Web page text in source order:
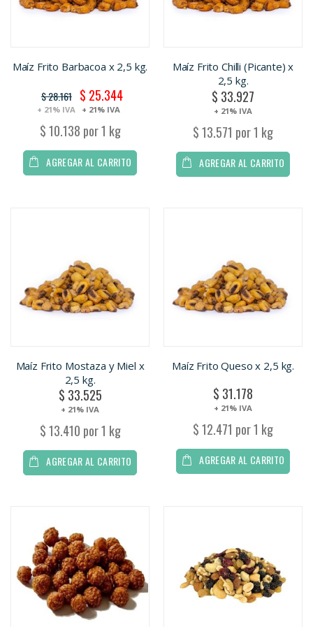
Maíz Frito Barbacoa x 2,5 kg.
$ 28.161
+ 21% IVA
Oferta
$ 25.344
+ 21% IVA
$ 10.138 por 1 kg
AGREGAR AL CARRITO
Maíz Frito Chilli (Picante) x
2,5 kg.
$ 33.927
+ 21% IVA
$ 13.571 por 1 kg
AGREGAR AL CARRITO
Maíz Frito Mostaza y Miel x
2,5 kg.
$ 33.525
+ 21% IVA
$ 13.410 por 1 kg
AGREGAR AL CARRITO
Maíz Frito Queso x 2,5 kg.
$ 31.178
+ 21% IVA
$ 12.471 por 1 kg
AGREGAR AL CARRITO